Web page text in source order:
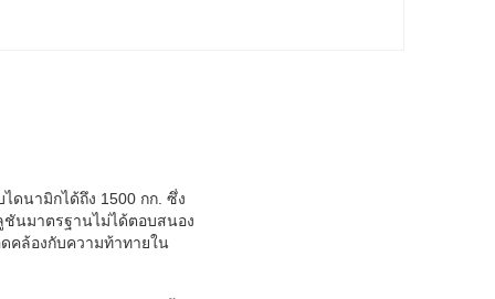
ดนามิกได้ถึง 1500 กก. ซึ่ง
นมาตรฐานไม่ได้ตอบสนอง
คล้องกับความท้าทายใน